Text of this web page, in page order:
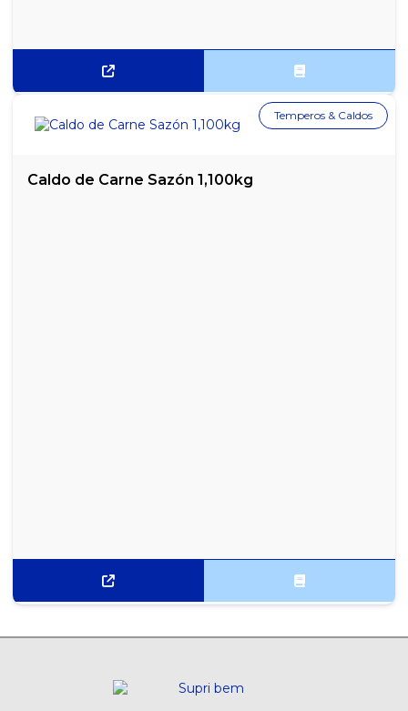
Caldo de Carne Sazón 1,100kg
Temperos & Caldos